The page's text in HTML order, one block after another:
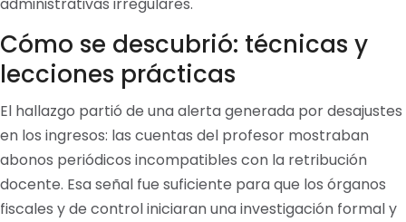
Cómo se descubrió: técnicas y
lecciones prácticas
El hallazgo partió de una alerta generada por desajustes
en los ingresos: las cuentas del profesor mostraban
abonos periódicos incompatibles con la retribución
docente. Esa señal fue suficiente para que los órganos
fiscales y de control iniciaran una investigación formal y